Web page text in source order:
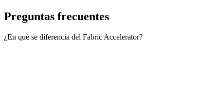
Preguntas frecuentes
¿En qué se diferencia del Fabric Accelerator?